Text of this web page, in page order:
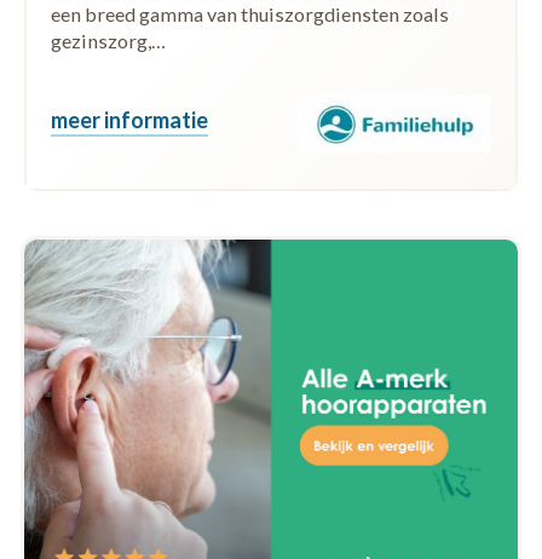
een breed gamma van thuiszorgdiensten zoals
gezinszorg,…
meer informatie